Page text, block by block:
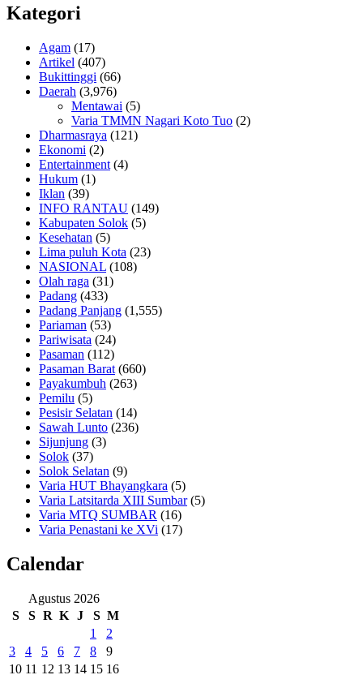
Kategori
Agam (17)
Artikel (407)
Bukittinggi (66)
Daerah (3,976)
Mentawai (5)
Varia TMMN Nagari Koto Tuo (2)
Dharmasraya (121)
Ekonomi (2)
Entertainment (4)
Hukum (1)
Iklan (39)
INFO RANTAU (149)
Kabupaten Solok (5)
Kesehatan (5)
Lima puluh Kota (23)
NASIONAL (108)
Olah raga (31)
Padang (433)
Padang Panjang (1,555)
Pariaman (53)
Pariwisata (24)
Pasaman (112)
Pasaman Barat (660)
Payakumbuh (263)
Pemilu (5)
Pesisir Selatan (14)
Sawah Lunto (236)
Sijunjung (3)
Solok (37)
Solok Selatan (9)
Varia HUT Bhayangkara (5)
Varia Latsitarda XIII Sumbar(5)
Varia MTQ SUMBAR (16)
Varia Penastani ke XVi (17)
Calendar
Agustus 2026
S
S R K J S M
1
2
3
4 5 6 7 8
9
10 11 12 13 14 15 16